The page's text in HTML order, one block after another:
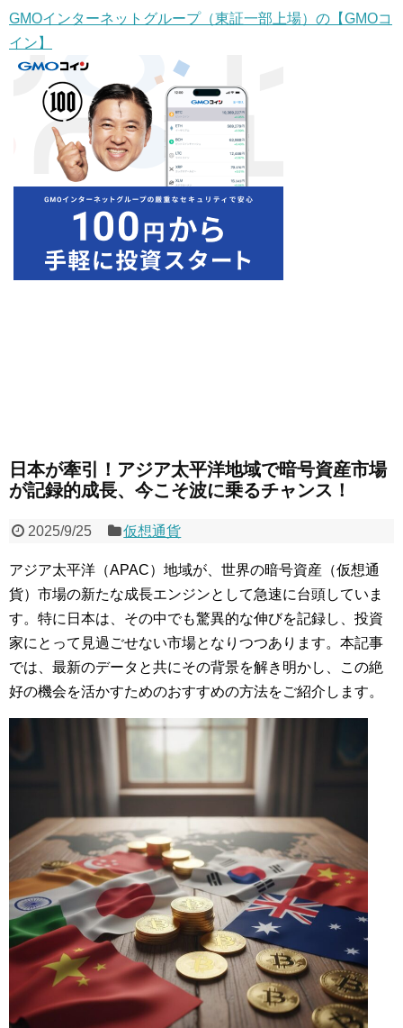
GMOインターネットグループ（東証一部上場）の【GMOコ
イン】
日本が牽引！アジア太平洋地域で暗号資産市場
が記録的成長、今こそ波に乗るチャンス！
2025/9/25 仮想通貨
アジア太平洋（APAC）地域が、世界の暗号資産（仮想通
貨）市場の新たな成長エンジンとして急速に台頭していま
す。特に日本は、その中でも驚異的な伸びを記録し、投資
家にとって見過ごせない市場となりつつあります。本記事
では、最新のデータと共にその背景を解き明かし、この絶
好の機会を活かすためのおすすめの方法をご紹介します。